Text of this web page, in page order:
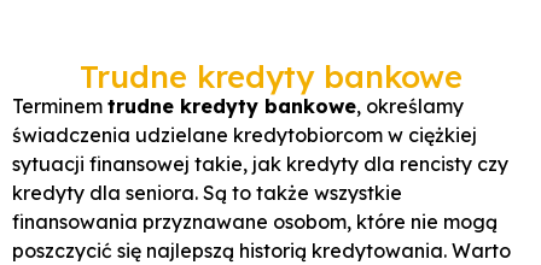
Trudne kredyty bankowe
Terminem trudne kredyty bankowe, określamy
świadczenia udzielane kredytobiorcom w ciężkiej
sytuacji finansowej takie, jak kredyty dla rencisty czy
kredyty dla seniora. Są to także wszystkie
finansowania przyznawane osobom, które nie mogą
poszczycić się najlepszą historią kredytowania. Warto